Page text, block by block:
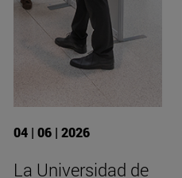
04 | 06 | 2026
La Universidad de